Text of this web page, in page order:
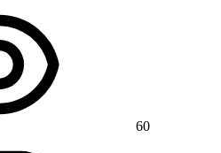
60